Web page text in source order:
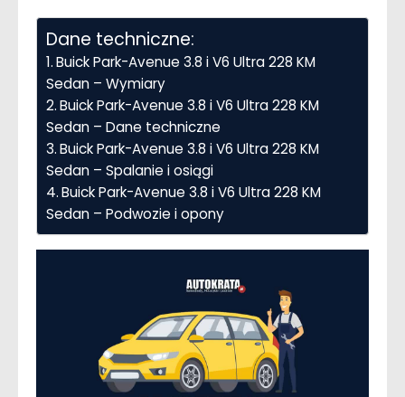
Dane techniczne:
Buick Park-Avenue 3.8 i V6 Ultra 228 KM
Sedan – Wymiary
Buick Park-Avenue 3.8 i V6 Ultra 228 KM
Sedan – Dane techniczne
Buick Park-Avenue 3.8 i V6 Ultra 228 KM
Sedan – Spalanie i osiągi
Buick Park-Avenue 3.8 i V6 Ultra 228 KM
Sedan – Podwozie i opony